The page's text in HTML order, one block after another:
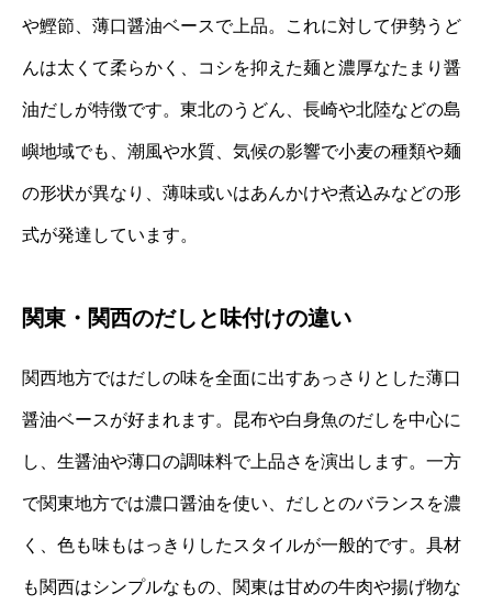
や鰹節、薄口醤油ベースで上品。これに対して伊勢うど
んは太くて柔らかく、コシを抑えた麺と濃厚なたまり醤
油だしが特徴です。東北のうどん、長崎や北陸などの島
嶼地域でも、潮風や水質、気候の影響で小麦の種類や麺
の形状が異なり、薄味或いはあんかけや煮込みなどの形
式が発達しています。
関東・関西のだしと味付けの違い
関西地方ではだしの味を全面に出すあっさりとした薄口
醤油ベースが好まれます。昆布や白身魚のだしを中心に
し、生醤油や薄口の調味料で上品さを演出します。一方
で関東地方では濃口醤油を使い、だしとのバランスを濃
く、色も味もはっきりしたスタイルが一般的です。具材
も関西はシンプルなもの、関東は甘めの牛肉や揚げ物な